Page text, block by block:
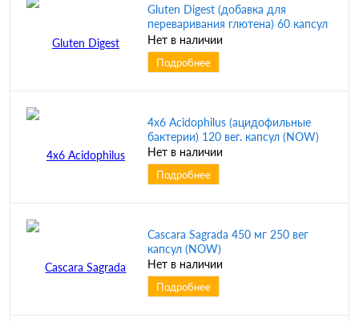
Gluten Digest (добавка для
переваривания глютена) 60 капсул
(NOW)
Нет в наличии
Подробнее
4x6 Acidophilus (ацидофильные
бактерии) 120 вег. капсул (NOW)
Нет в наличии
Подробнее
Cascara Sagrada 450 мг 250 вег
капсул (NOW)
Нет в наличии
Подробнее